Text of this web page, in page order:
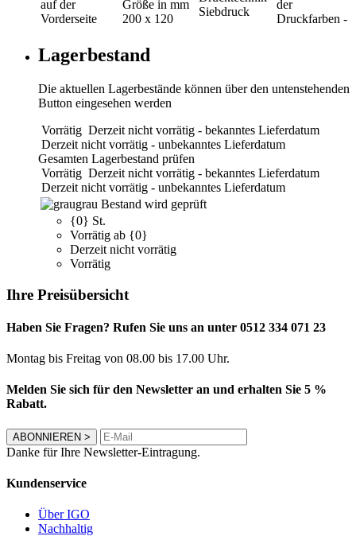
auf der
Vorderseite
Größe in mm
200 x 120
Siebdruck
der
Druckfarben -
Lagerbestand
Die aktuellen Lagerbestände können über den untenstehenden
Button eingesehen werden
Vorrätig Derzeit nicht vorrätig - bekanntes Lieferdatum
Derzeit nicht vorrätig - unbekanntes Lieferdatum
Gesamten Lagerbestand prüfen
Vorrätig Derzeit nicht vorrätig - bekanntes Lieferdatum
Derzeit nicht vorrätig - unbekanntes Lieferdatum
grau Bestand wird geprüft
{0} St.
Vorrätig ab {0}
Derzeit nicht vorrätig
Vorrätig
Ihre Preisübersicht
Haben Sie Fragen? Rufen Sie uns an unter 0512 334 071 23
Montag bis Freitag von 08.00 bis 17.00 Uhr.
Melden Sie sich für den Newsletter an und erhalten Sie 5 %
Rabatt.
ABONNIEREN >
Danke für Ihre Newsletter-Eintragung.
Kundenservice
Über IGO
Nachhaltig